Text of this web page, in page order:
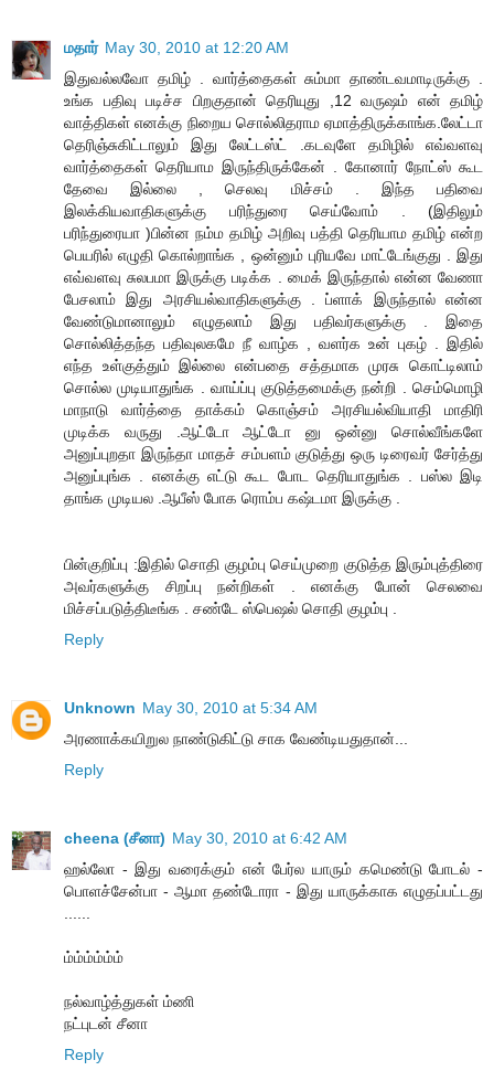
மதார் May 30, 2010 at 12:20 AM
இதுவல்லவோ தமிழ் . வார்த்தைகள் சும்மா தாண்டவமாடிருக்கு .
உங்க பதிவு படிச்ச பிறகுதான் தெரியுது ,12 வருஷம் என் தமிழ்
வாத்திகள் எனக்கு நிறைய சொல்லிதராம ஏமாத்திருக்காங்க.லேட்டா
தெரிஞ்சுகிட்டாலும் இது லேட்டஸ்ட் .கடவுளே தமிழில் எவ்வளவு
வார்த்தைகள் தெரியாம இருந்திருக்கேன் . கோனார் நோட்ஸ் கூட
தேவை இல்லை , செலவு மிச்சம் . இந்த பதிவை
இலக்கியவாதிகளுக்கு பரிந்துரை செய்வோம் . (இதிலும்
பரிந்துரையா )பின்ன நம்ம தமிழ் அறிவு பத்தி தெரியாம தமிழ் என்ற
பெயரில் எழுதி கொல்றாங்க , ஒன்னும் புரியவே மாட்டேங்குது . இது
எவ்வளவு சுலபமா இருக்கு படிக்க . மைக் இருந்தால் என்ன வேணா
பேசலாம் இது அரசியல்வாதிகளுக்கு . ப்ளாக் இருந்தால் என்ன
வேண்டுமானாலும் எழுதலாம் இது பதிவர்களுக்கு . இதை
சொல்லித்தந்த பதிவுலகமே நீ வாழ்க , வளர்க உன் புகழ் . இதில்
எந்த உள்குத்தும் இல்லை என்பதை சத்தமாக முரசு கொட்டிலாம்
சொல்ல முடியாதுங்க . வாய்ப்பு குடுத்தமைக்கு நன்றி . செம்மொழி
மாநாடு வார்த்தை தாக்கம் கொஞ்சம் அரசியல்வியாதி மாதிரி
முடிக்க வருது .ஆட்டோ ஆட்டோ னு ஒன்னு சொல்வீங்களே
அனுப்புறதா இருந்தா மாதச் சம்பளம் குடுத்து ஒரு டிரைவர் சேர்த்து
அனுப்புங்க . எனக்கு எட்டு கூட போட தெரியாதுங்க . பஸ்ல இடி
தாங்க முடியல .ஆபீஸ் போக ரொம்ப கஷ்டமா இருக்கு .
பின்குறிப்பு :இதில் சொதி குழம்பு செய்முறை குடுத்த இரும்புத்திரை
அவர்களுக்கு சிறப்பு நன்றிகள் . எனக்கு போன் செலவை
மிச்சப்படுத்திடீங்க . சண்டே ஸ்பெஷல் சொதி குழம்பு .
Reply
Unknown May 30, 2010 at 5:34 AM
அரணாக்கயிறுல நாண்டுகிட்டு சாக வேண்டியதுதான்...
Reply
cheena (சீனா) May 30, 2010 at 6:42 AM
ஹல்லோ - இது வரைக்கும் என் பேர்ல யாரும் கமெண்டு போடல் -
பொளச்சேன்பா - ஆமா தண்டோரா - இது யாருக்காக எழுதப்பட்டது
......
ம்ம்ம்ம்ம்ம்
நல்வாழ்த்துகள் ம்ணி
நட்புடன் சீனா
Reply